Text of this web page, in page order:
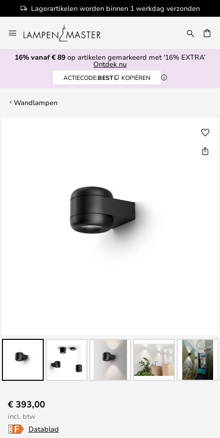
Lagerartikelen worden binnen 1 werkdag verzonden
naar
de
inhoud
16% vanaf € 89 op artikelen gemarkeerd met ‘16% EXTRA’
Ontdek nu
ACTIECODE:BEST KOPIËREN
Wandlampen
naar
het
begin
€ 393,00
incl. btw
Datablad